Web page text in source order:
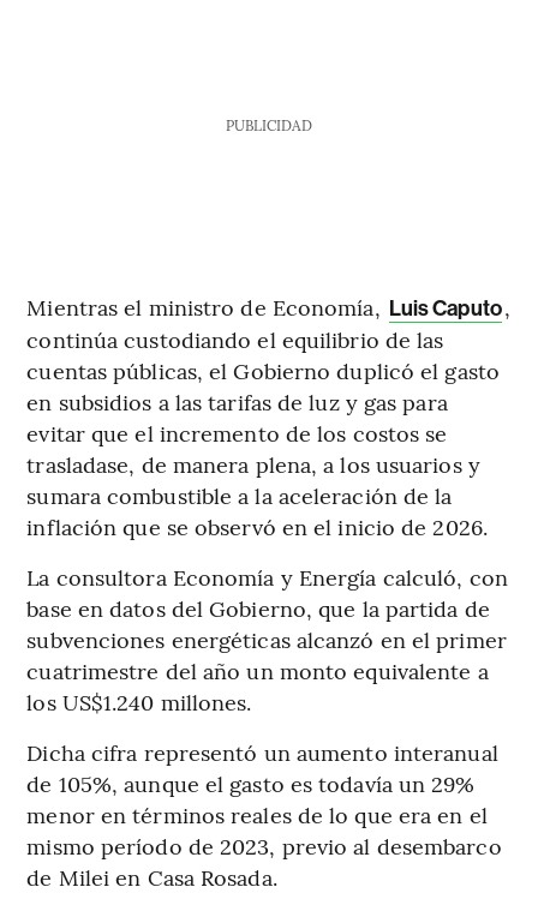
PUBLICIDAD
Mientras el ministro de Economía, Luis Caputo,
continúa custodiando el equilibrio de las
cuentas públicas, el Gobierno duplicó el gasto
en subsidios a las tarifas de luz y gas para
evitar que el incremento de los costos se
trasladase, de manera plena, a los usuarios y
sumara combustible a la aceleración de la
inflación que se observó en el inicio de 2026.
La consultora Economía y Energía calculó, con
base en datos del Gobierno, que la partida de
subvenciones energéticas alcanzó en el primer
cuatrimestre del año un monto equivalente a
los US$1.240 millones.
Dicha cifra representó un aumento interanual
de 105%, aunque el gasto es todavía un 29%
menor en términos reales de lo que era en el
mismo período de 2023, previo al desembarco
de Milei en Casa Rosada.